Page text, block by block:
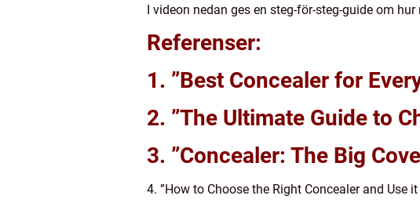
I videon nedan ges en steg-för-steg-guide om
Referenser:
1. ”Best Concealer for
2. ”The Ultimate Guide to
3. ”Concealer: The Big
4. ”How to Choose the Right Concealer and Use it